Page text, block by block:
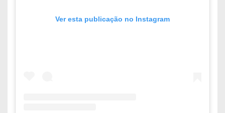
Ver esta publicação no Instagram